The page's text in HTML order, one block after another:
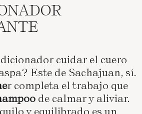
cuidar el cuero
Este de Sachajuan, sí.
r completa el trabajo que
de calmar y aliviar.
y equilibrado es un